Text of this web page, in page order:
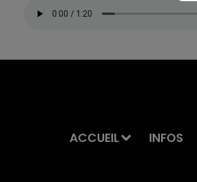
ACCUEIL INFOS